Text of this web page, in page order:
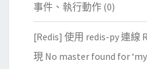
事件、執行動作 (0)
[Redis] 使用 redis-py 連線
現 No master found for